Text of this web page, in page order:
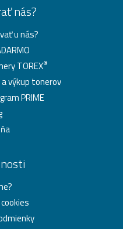
nás?
u nás?
TOREX®
a výkup tonerov
PRIME